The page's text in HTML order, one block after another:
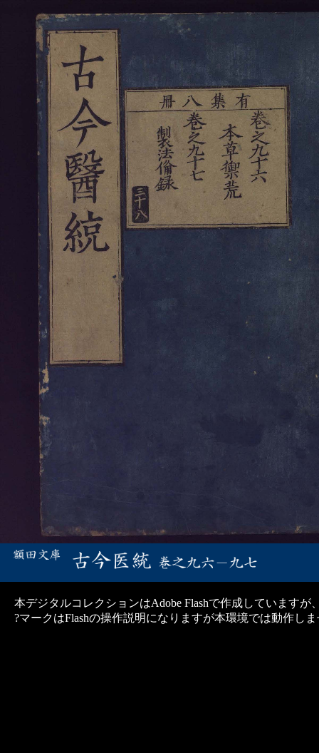
本デジタルコレクションはAdobe Flashで作成しています
?マークはFlashの操作説明になりますが本環境では動作し